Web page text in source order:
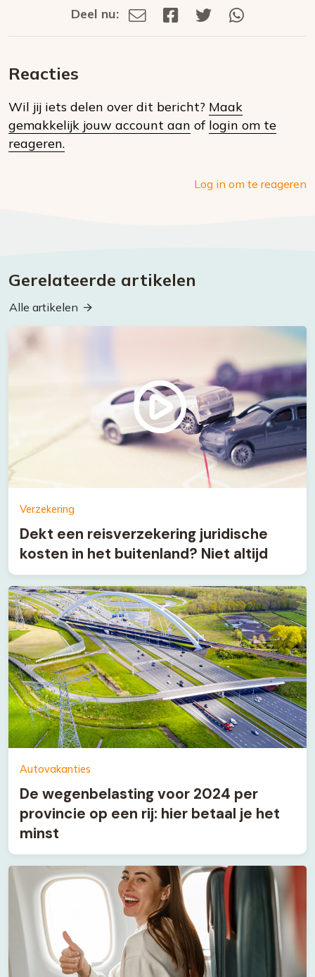
Deel
social
Deel nu:
Deel
Deel
Deel
Reacties
Wil jij iets delen over dit bericht? Maak
gemakkelijk jouw account aan of login om te
reageren.
Log in om te reageren
Gerelateerde artikelen
Alle artikelen
Verzekering
Dekt een reisverzekering juridische
kosten in het buitenland? Niet altijd
Autovakanties
De wegenbelasting voor 2024 per
provincie op een rij: hier betaal je het
minst